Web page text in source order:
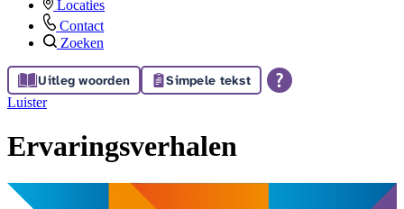
Locaties
Contact
Zoeken
Uitleg woorden Simpele tekst
Luister
Ervaringsverhalen